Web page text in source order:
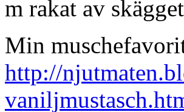
m rakat av
Min
http://